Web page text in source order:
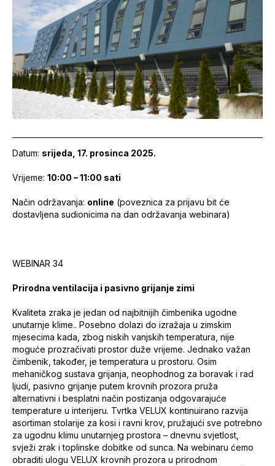
Datum: srijeda, 17. prosinca 2025.
Vrijeme: 10:00 – 11:00 sati
Način održavanja: online (poveznica za prijavu bit će
dostavljena sudionicima na dan održavanja webinara)
WEBINAR 34
Prirodna ventilacija i pasivno grijanje zimi
Kvaliteta zraka je jedan od najbitnijih čimbenika ugodne
unutarnje klime.. Posebno dolazi do izražaja u zimskim
mjesecima kada, zbog niskih vanjskih temperatura, nije
moguće prozračivati prostor duže vrijeme. Jednako važan
čimbenik, također, je temperatura u prostoru. Osim
mehaničkog sustava grijanja, neophodnog za boravak i rad
ljudi, pasivno grijanje putem krovnih prozora pruža
alternativni i besplatni način postizanja odgovarajuće
temperature u interijeru. Tvrtka VELUX kontinuirano razvija
asortiman stolarije za kosi i ravni krov, pružajući sve potrebno
za ugodnu klimu unutarnjeg prostora – dnevnu svjetlost,
svježi zrak i toplinske dobitke od sunca. Na webinaru ćemo
obraditi ulogu VELUX krovnih prozora u prirodnom